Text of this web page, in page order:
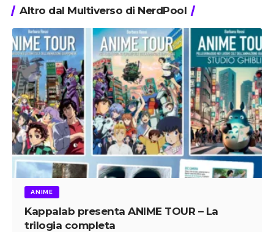
Altro dal Multiverso di NerdPool
ANIME
Kappalab presenta ANIME TOUR – La
trilogia completa